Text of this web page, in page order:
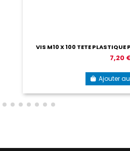
POUR TENDEUR DE CHAÎNE